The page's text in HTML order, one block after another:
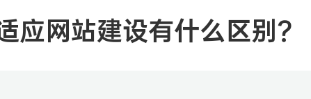
应网站建设有什么区别？